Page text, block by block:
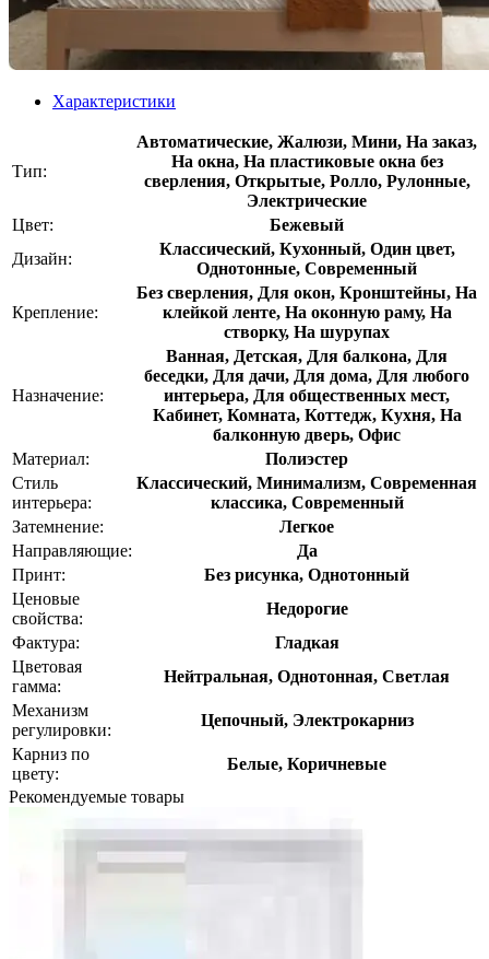
Характеристики
Тип:
Автоматические, Жалюзи, Мини, На заказ,
На окна, На пластиковые окна без
сверления, Открытые, Ролло, Рулонные,
Электрические
Цвет:
Бежевый
Дизайн:
Классический, Кухонный, Один цвет,
Однотонные, Современный
Крепление:
Без сверления, Для окон, Кронштейны, На
клейкой ленте, На оконную раму, На
створку, На шурупах
Назначение:
Ванная, Детская, Для балкона, Для
беседки, Для дачи, Для дома, Для любого
интерьера, Для общественных мест,
Кабинет, Комната, Коттедж, Кухня, На
балконную дверь, Офис
Материал:
Полиэстер
Стиль
интерьера:
Классический, Минимализм, Современная
классика, Современный
Затемнение:
Легкое
Направляющие:
Да
Принт:
Без рисунка, Однотонный
Ценовые
свойства:
Недорогие
Фактура:
Гладкая
Цветовая
гамма:
Нейтральная, Однотонная, Светлая
Механизм
регулировки:
Цепочный, Электрокарниз
Карниз по
цвету:
Белые, Коричневые
Рекомендуемые товары